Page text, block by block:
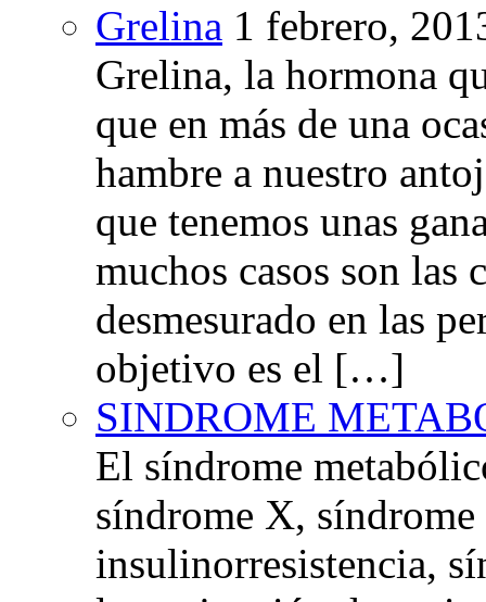
Grelina 1 febrero,
Grelina, la hormona
que en más de una
hambre a nuestro
que tenemos unas
muchos casos son las
desmesurado en las
objetivo es el […]
SINDROME
El síndrome
síndrome X,
insulinorresistencia,